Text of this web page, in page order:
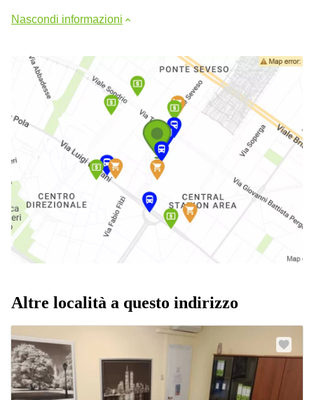
Nascondi informazioni
Altre località a questo indirizzo